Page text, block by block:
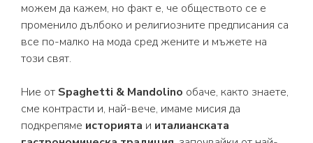
можем да кажем, но факт е, че обществото се е
променило дълбоко и религиозните предписания са
все по-малко на мода сред жените и мъжете на
този свят.
Ние от Spaghetti & Mandolino обаче, както знаете,
сме контрасти и, най-вече, имаме мисия да
подкрепяме историята и италианската